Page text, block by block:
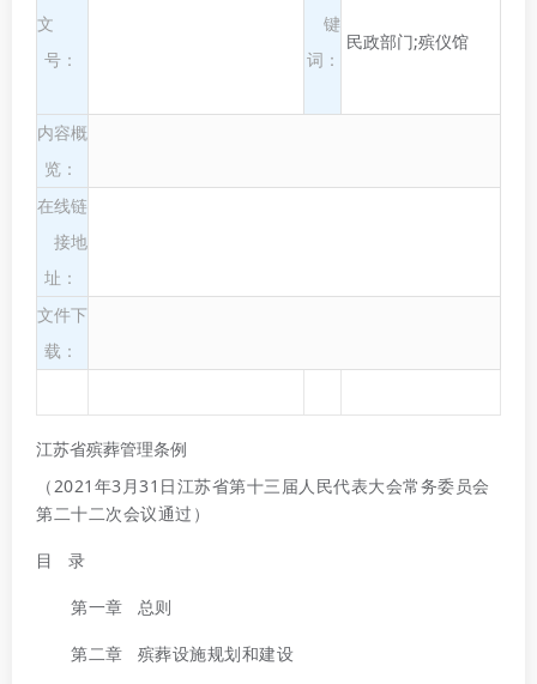
文
号：
键
词：
民政部门;殡仪馆
内容概
览：
在线链
接地
址：
文件下
载：
江苏省殡葬管理条例
（2021年3月31日江苏省第十三届人民代表大会常务委员会
第二十二次会议通过）
目 录
第一章 总则
第二章 殡葬设施规划和建设